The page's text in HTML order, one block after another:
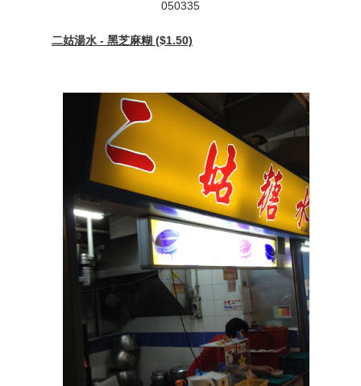
050335
二姑湯水 - 黑芝麻糊 ($1.50)